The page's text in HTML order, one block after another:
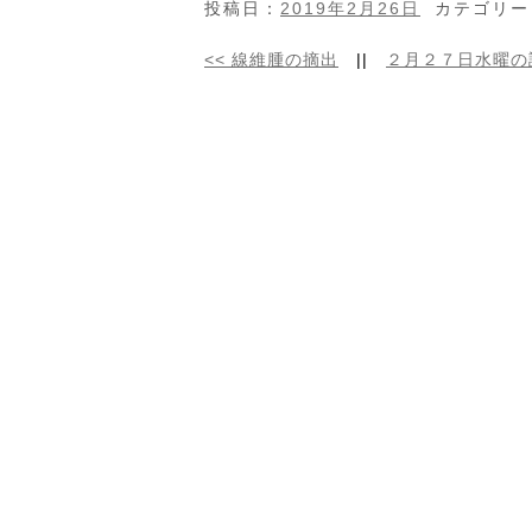
投稿日： 2019年2月26日 カテゴリー
<< 線維腫の摘出 || ２月２７日水曜